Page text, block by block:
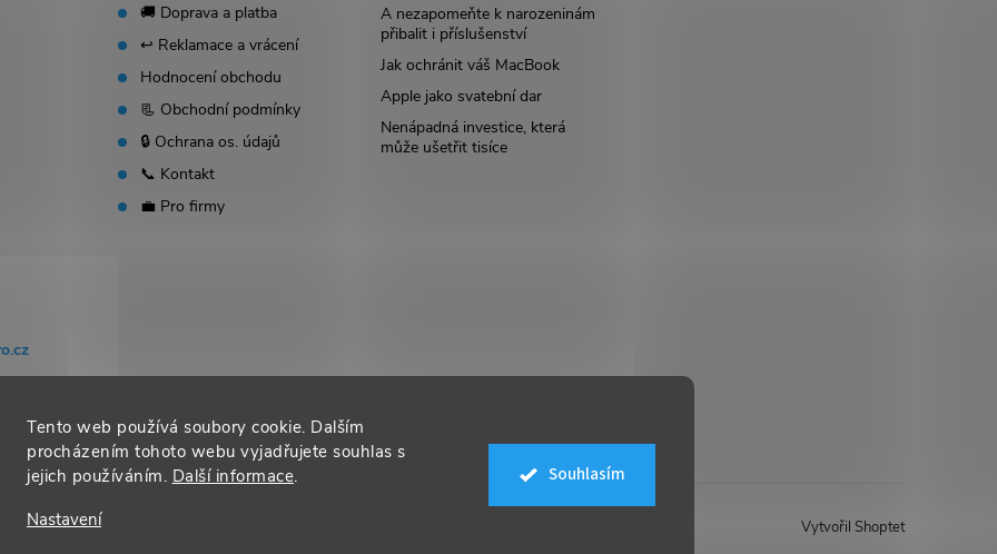
Tento web používá soubory cookie. Dalším
procházením tohoto webu vyjadřujete souhlas s
jejich používáním. Další informace.
Nastavení
Souhlasím
🚚 Doprava a platba
↩️ Reklamace a vrácení
Hodnocení obchodu
📃 Obchodní podmínky
🔒 Ochrana os. údajů
📞 Kontakt
💼 Pro firmy
A nezapomeňte k narozeninám
přibalit i příslušenství
Jak ochránit váš MacBook
Apple jako svatební dar
Nenápadná investice, která
může ušetřit tisíce
Vytvořil Shoptet
cookies